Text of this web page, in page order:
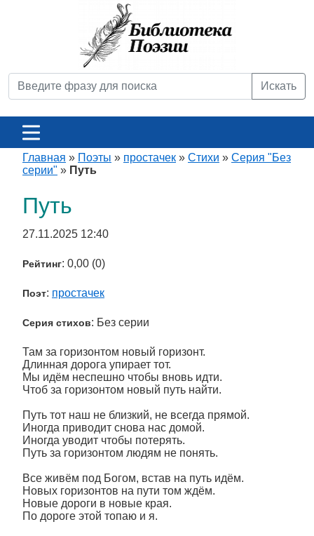
Искать
Главная » Поэты » простачек » Стихи » Серия "Без
серии" » Путь
Путь
27.11.2025 12:40
Рейтинг: 0,00 (0)
Поэт: простачек
Серия стихов: Без серии
Там за горизонтом новый горизонт.
Длинная дорога упирает тот.
Мы идём неспешно чтобы вновь идти.
Чтоб за горизонтом новый путь найти.
Путь тот наш не близкий, не всегда прямой.
Иногда приводит снова нас домой.
Иногда уводит чтобы потерять.
Путь за горизонтом людям не понять.
Все живём под Богом, встав на путь идём.
Новых горизонтов на пути том ждём.
Новые дороги в новые края.
По дороге этой топаю и я.